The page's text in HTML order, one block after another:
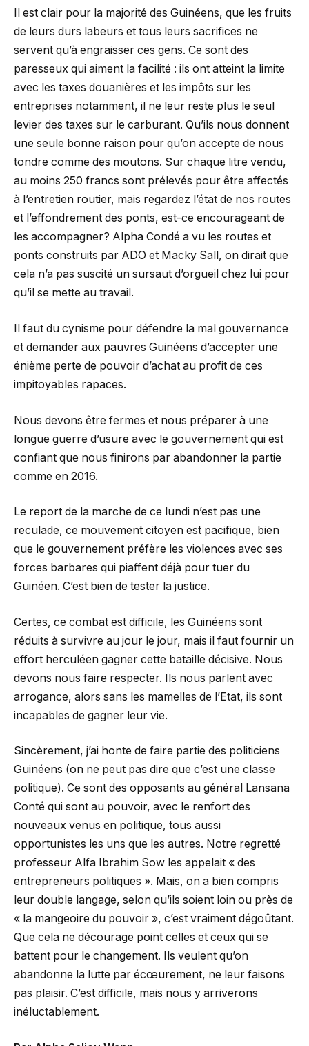
Il est clair pour la majorité des Guinéens, que les fruits
de leurs durs labeurs et tous leurs sacrifices ne
servent qu’à engraisser ces gens. Ce sont des
paresseux qui aiment la facilité : ils ont atteint la limite
avec les taxes douanières et les impôts sur les
entreprises notamment, il ne leur reste plus le seul
levier des taxes sur le carburant. Qu’ils nous donnent
une seule bonne raison pour qu’on accepte de nous
tondre comme des moutons. Sur chaque litre vendu,
au moins 250 francs sont prélevés pour être affectés
à l’entretien routier, mais regardez l’état de nos routes
et l’effondrement des ponts, est-ce encourageant de
les accompagner? Alpha Condé a vu les routes et
ponts construits par ADO et Macky Sall, on dirait que
cela n’a pas suscité un sursaut d’orgueil chez lui pour
qu’il se mette au travail.
Il faut du cynisme pour défendre la mal gouvernance
et demander aux pauvres Guinéens d’accepter une
énième perte de pouvoir d’achat au profit de ces
impitoyables rapaces.
Nous devons être fermes et nous préparer à une
longue guerre d’usure avec le gouvernement qui est
confiant que nous finirons par abandonner la partie
comme en 2016.
Le report de la marche de ce lundi n’est pas une
reculade, ce mouvement citoyen est pacifique, bien
que le gouvernement préfère les violences avec ses
forces barbares qui piaffent déjà pour tuer du
Guinéen. C’est bien de tester la justice.
Certes, ce combat est difficile, les Guinéens sont
réduits à survivre au jour le jour, mais il faut fournir un
effort herculéen gagner cette bataille décisive. Nous
devons nous faire respecter. Ils nous parlent avec
arrogance, alors sans les mamelles de l’Etat, ils sont
incapables de gagner leur vie.
Sincèrement, j’ai honte de faire partie des politiciens
Guinéens (on ne peut pas dire que c’est une classe
politique). Ce sont des opposants au général Lansana
Conté qui sont au pouvoir, avec le renfort des
nouveaux venus en politique, tous aussi
opportunistes les uns que les autres. Notre regretté
professeur Alfa Ibrahim Sow les appelait « des
entrepreneurs politiques ». Mais, on a bien compris
leur double langage, selon qu’ils soient loin ou près de
« la mangeoire du pouvoir », c’est vraiment dégoûtant.
Que cela ne décourage point celles et ceux qui se
battent pour le changement. Ils veulent qu’on
abandonne la lutte par écœurement, ne leur faisons
pas plaisir. C’est difficile, mais nous y arriverons
inéluctablement.